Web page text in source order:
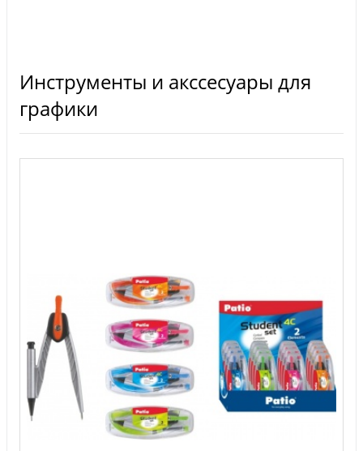
Инструменты и акссесуары для
графики